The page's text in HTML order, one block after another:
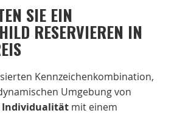
SIE EIN
RESERVIEREN IN
Kennzeichenkombination,
Umgebung von
Individualität mit einem